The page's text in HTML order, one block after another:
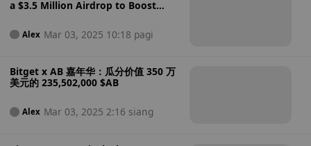
a $3.5 Million Airdrop to Boost
Alex Mar 03, 2025 10:18 pagi
Bitget x AB 嘉年华：瓜分价值 350 万
美元的 235,502,000 $AB
Alex Mar 03, 2025 2:16 siang